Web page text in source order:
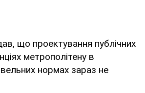
що проектування публічних
метрополітену в
нормах зараз не